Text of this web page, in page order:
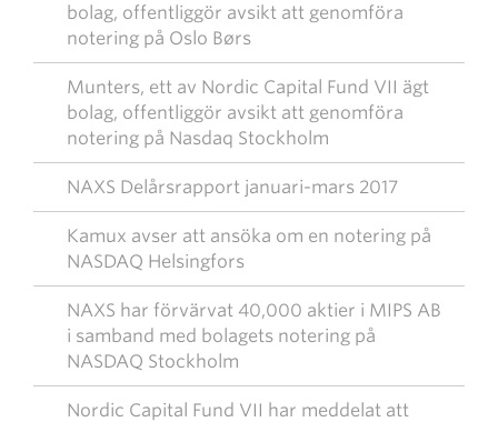
bolag, offentliggör avsikt att genomföra
notering på Oslo Børs
Munters, ett av Nordic Capital Fund VII ägt
bolag, offentliggör avsikt att genomföra
notering på Nasdaq Stockholm
NAXS Delårsrapport januari-mars 2017
Kamux avser att ansöka om en notering på
NASDAQ Helsingfors
NAXS har förvärvat 40,000 aktier i MIPS AB
i samband med bolagets notering på
NASDAQ Stockholm
Nordic Capital Fund VII har meddelat att